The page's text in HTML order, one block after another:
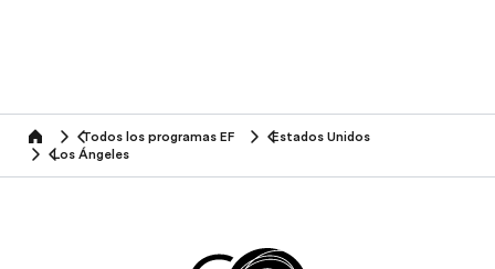
home Todos los programas EF
Estados Unidos
Los Ángeles